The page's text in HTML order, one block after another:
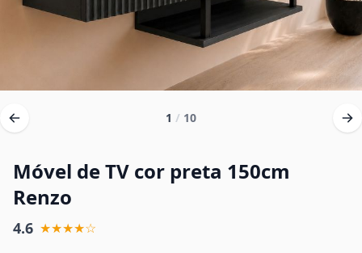
1 / 10
Móvel de TV cor preta 150cm
Renzo
4.6 ★★★★☆